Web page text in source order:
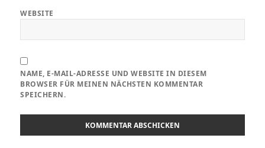
WEBSITE
NAME, E-MAIL-ADRESSE UND WEBSITE IN DIESEM
BROWSER FÜR MEINEN NÄCHSTEN KOMMENTAR
SPEICHERN.